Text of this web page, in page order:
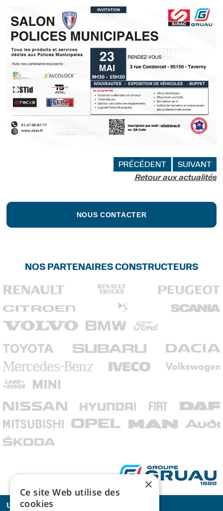
Groupe Gruau
PIÈCES GRUAU
CONTACTS
PRÉCÉDENT
SUIVANT
Retour aux actualités
NOUS CONTACTER
NOS PARTENAIRES CONSTRUCTEURS
UTILY-TERRE PAR NATURE
×
Ce site Web utilise des
cookies